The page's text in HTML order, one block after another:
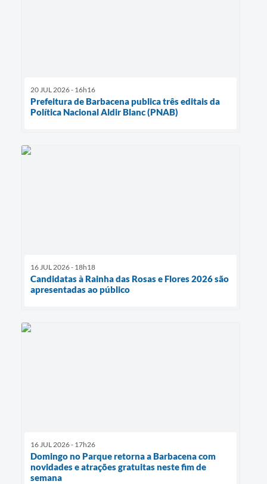
20 JUL 2026 - 16h16
Prefeitura de Barbacena publica três editais da
Política Nacional Aldir Blanc (PNAB)
16 JUL 2026 - 18h18
Candidatas à Rainha das Rosas e Flores 2026 são
apresentadas ao público
16 JUL 2026 - 17h26
Domingo no Parque retorna a Barbacena com
novidades e atrações gratuitas neste fim de
semana